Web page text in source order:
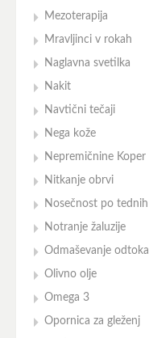
Mezoterapija
Mravljinci v rokah
Naglavna svetilka
Nakit
Navtični tečaji
Nega kože
Nepremičnine Koper
Nitkanje obrvi
Nosečnost po tednih
Notranje žaluzije
Odmaševanje odtoka
Olivno olje
Omega 3
Opornica za gleženj